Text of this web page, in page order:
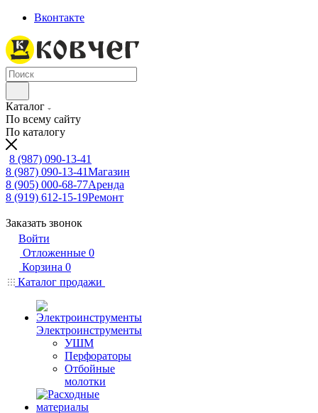
Вконтакте
Каталог
По всему сайту
По каталогу
8 (987) 090-13-41
8 (987) 090-13-41Магазин
8 (905) 000-68-77Аренда
8 (919) 612-15-19Ремонт
Заказать звонок
Войти
Отложенные 0
Корзина 0
Каталог продажи
Электроинструменты
УШМ
Перфораторы
Отбойные
молотки